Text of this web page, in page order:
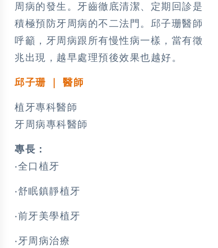
周病的發生。牙齒徹底清潔、定期回診是
積極預防牙周病的不二法門。邱子珊醫師
呼籲，牙周病跟所有慢性病一樣，當有徵
兆出現，越早處理預後效果也越好。
邱子珊 ｜ 醫師
植牙專科醫師
牙周病專科醫師
專長：
‧全口植牙
‧舒眠鎮靜植牙
‧前牙美學植牙
‧牙周病治療